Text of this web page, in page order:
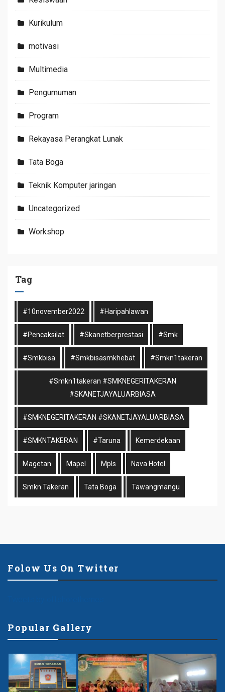
Kurikulum
motivasi
Multimedia
Pengumuman
Program
Rekayasa Perangkat Lunak
Tata Boga
Teknik Komputer jaringan
Uncategorized
Workshop
Tag
#10november2022 #haripahlawan
#pencaksilat #skanetberprestasi #smk
#smkbisa #smkbisasmkhebat #smkn1takeran
#smkn1takeran #SMKNEGERITAKERAN
#SKANETJAYALUARBIASA
#SMKNEGERITAKERAN #SKANETJAYALUARBIASA
#SMKNTAKERAN #taruna Kemerdekaan
Magetan Mapel Mpls Nava Hotel
Smkn Takeran Tata Boga Tawangmangu
Folow Us On Twitter
Popular Gallery